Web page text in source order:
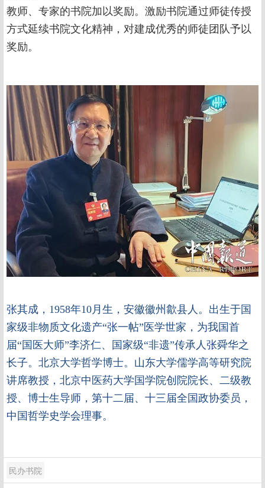
教师、专家的书院加以奖励。激励书院通过师徒传授
方式延续书院文化精神，对建成优秀的师徒团队予以
奖励。
张其成，1958年10月生，安徽徽州歙县人。出生于国
家级非物质文化遗产“张一帖”医学世家，为我国首
届“国医大师”李济仁、国家级“非遗”传承人张舜华之
长子。北京大学哲学博士。山东大学儒学高等研究院
讲席教授，北京中医药大学国学院创院院长、二级教
授、博士生导师，第十二届、十三届全国政协委员，
中国哲学史学会理事。
民办书院